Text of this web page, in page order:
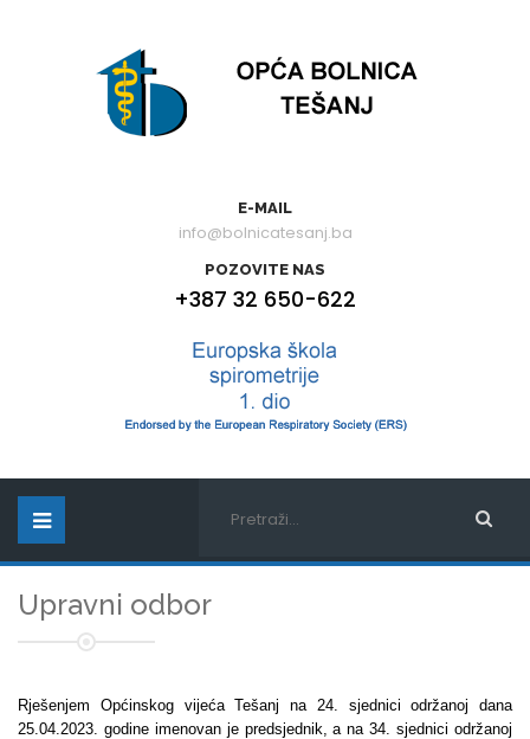
E-MAIL
info@bolnicatesanj.ba
POZOVITE NAS
+387 32 650-622
Upravni odbor
Rješenjem Općinskog vijeća Tešanj na 24. sjednici održanoj dana
25.04.2023. godine imenovan je predsjednik, a na 34. sjednici održanoj